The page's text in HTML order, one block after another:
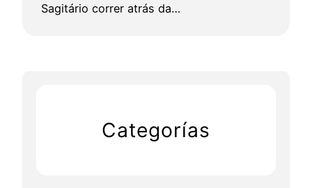
Sagitário correr atrás da…
Categorías